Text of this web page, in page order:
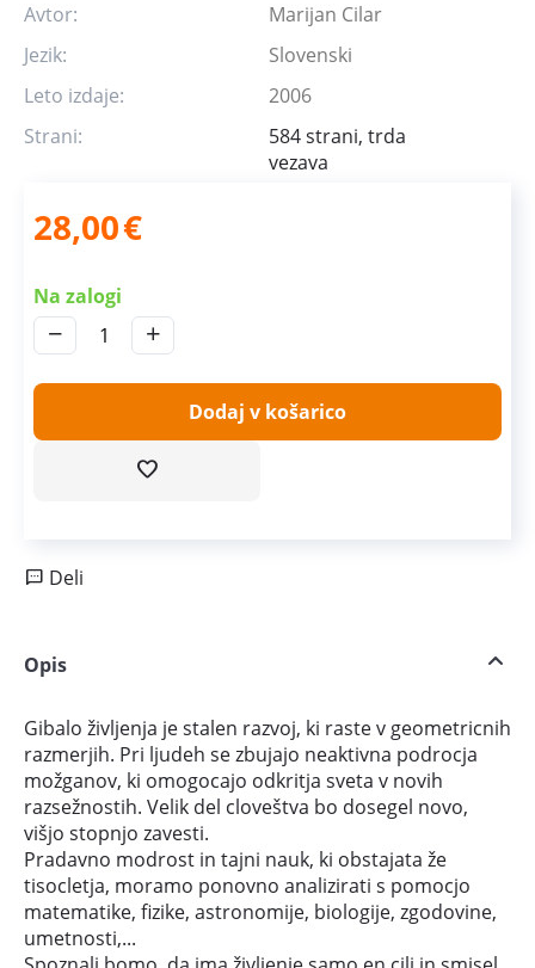
Avtor:
Marijan Cilar
Jezik:
Slovenski
Leto izdaje:
2006
Strani:
584 strani, trda
vezava
28,00€
Na zalogi
+
−
Dodaj v košarico
Deli
Opis
Gibalo življenja je stalen razvoj, ki raste v geometricnih
razmerjih. Pri ljudeh se zbujajo neaktivna podrocja
možganov, ki omogocajo odkritja sveta v novih
razsežnostih. Velik del cloveštva bo dosegel novo,
višjo stopnjo zavesti.
Pradavno modrost in tajni nauk, ki obstajata že
tisocletja, moramo ponovno analizirati s pomocjo
matematike, fizike, astronomije, biologije, zgodovine,
umetnosti,...